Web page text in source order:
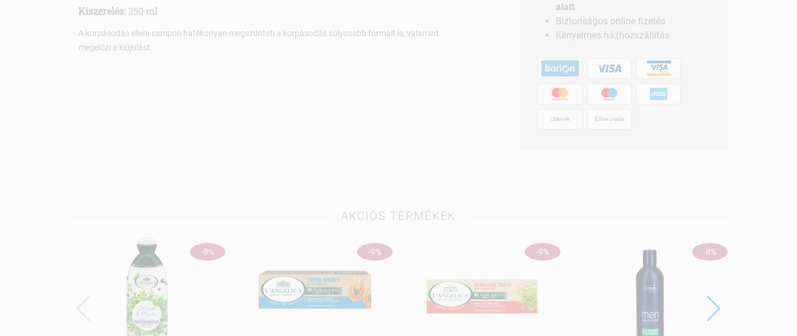
Kiszerelés: 250 ml
A korpásodás elleni sampon hatékonyan megszünteti a korpásodás súlyosabb formáit is, valamint
megelőzi a kiújulást.
alatt
Biztonságos online fizetés
Kényelmes házhozszállítás
Utánvét Előre utalás
AKCIÓS TERMÉKEK
-9% -9% -9% -8%